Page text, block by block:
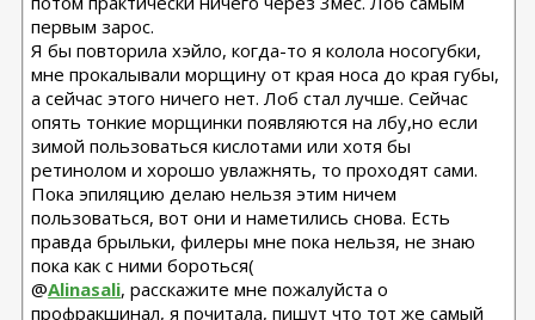
первым зарос.
Я бы повторила хэйло, когда-то я колола носогубки,
мне прокалывали морщину от края носа до края губы,
а сейчас этого ничего нет. Лоб стал лучше. Сейчас
опять тонкие морщинки появляются на лбу,но если
зимой пользоваться кислотами или хотя бы
ретинолом и хорошо увлажнять, то проходят сами.
Пока эпиляцию делаю нельзя этим ничем
пользоваться, вот они и наметились снова. Есть
правда брыльки, филеры мне пока нельзя, не знаю
пока как с ними бороться(
@Alinasali, расскажите мне пожалуйста о
профракшинал, я почитала, пишут что тот же самый